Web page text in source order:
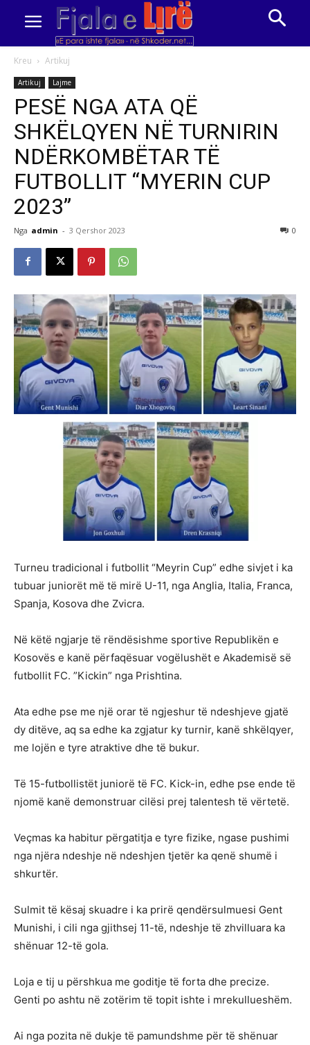
Kreu Artikuj
Artikuj Lajme
PESË NGA ATA QË
SHKËLQYEN NË TURNIRIN
NDËRKOMBËTAR TË
FUTBOLLIT “MYERIN CUP
2023”
Nga admin - 3 Qershor 2023 0
Turneu tradicional i futbollit “Meyrin Cup” edhe sivjet i ka
tubuar juniorët më të mirë U-11, nga Anglia, Italia, Franca,
Spanja, Kosova dhe Zvicra.
Në këtë ngjarje të rëndësishme sportive Republikën e
Kosovës e kanë përfaqësuar vogëlushët e Akademisë së
futbollit FC. ”Kickin” nga Prishtina.
Ata edhe pse me një orar të ngjeshur të ndeshjeve gjatë
dy ditëve, aq sa edhe ka zgjatur ky turnir, kanë shkëlqyer,
me lojën e tyre atraktive dhe të bukur.
Të 15-futbollistët juniorë të FC. Kick-in, edhe pse ende të
njomë kanë demonstruar cilësi prej talentesh të vërtetë.
Veçmas ka habitur përgatitja e tyre fizike, ngase pushimi
nga njëra ndeshje në ndeshjen tjetër ka qenë shumë i
shkurtër.
Sulmit të kësaj skuadre i ka prirë qendërsulmuesi Gent
Munishi, i cili nga gjithsej 11-të, ndeshje të zhvilluara ka
shënuar 12-të gola.
Loja e tij u përshkua me goditje të forta dhe precize.
Genti po ashtu në zotërim të topit ishte i mrekullueshëm.
Ai nga pozita në dukje të pamundshme për të shënuar